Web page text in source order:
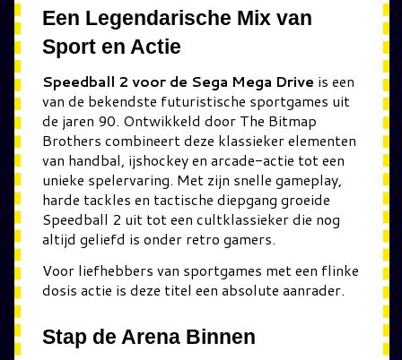
Een Legendarische Mix van
Sport en Actie
Speedball 2 voor de Sega Mega Drive is een
van de bekendste futuristische sportgames uit
de jaren 90. Ontwikkeld door The Bitmap
Brothers combineert deze klassieker elementen
van handbal, ijshockey en arcade-actie tot een
unieke spelervaring. Met zijn snelle gameplay,
harde tackles en tactische diepgang groeide
Speedball 2 uit tot een cultklassieker die nog
altijd geliefd is onder retro gamers.
Voor liefhebbers van sportgames met een flinke
dosis actie is deze titel een absolute aanrader.
Stap de Arena Binnen